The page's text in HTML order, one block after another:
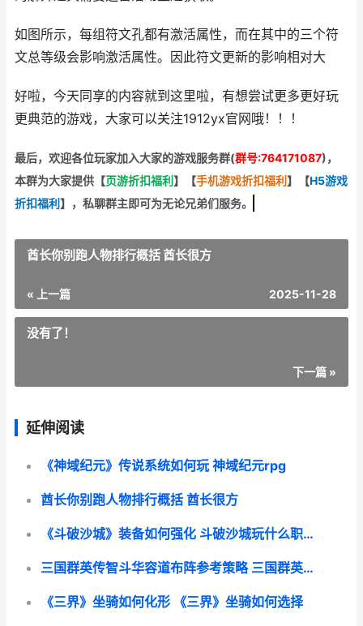
如图所示，每组符文孔都有激活属性，而在其中的三个符
文总等级会影响激活属性。因此符文更新的影响相对大
好啦，今天同享的内容就到这里啦，有想尝试更多更好玩
更典范的游戏，大家可以关注1912yx官网哦！！！
最后，欢迎各位玩家加入大家的游戏服务群(群号:764171087)，
本群为大家提供【页游折扣福利 】 【手机游戏折扣福利 】 【H5游戏
折扣福利 】 ，私聊群主即可为无论兄弟们服务。
酋长你别跑人物排行概括 酋长很方
« 上一篇 2025-11-28
没有了！
下一篇 »
延伸阅读
《神域纪元》传说系统如何玩 神域纪元rpg
酋长你别跑人物排行概括 酋长很方
《斗破沙城》装备如何强化 斗破沙城玩什么职业好
三国群英传智斗华容道布阵参考策略 三国群英传智慧有什么用
《三界》坐骑如何化形 《三界》坐骑如何选择